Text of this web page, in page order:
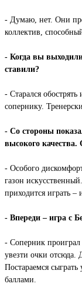
- Думаю, нет. Они
коллектив,
- Когда вы
ставили?
- Старался
сопернику.
- Со стороны
высокого
- Особого
газон
приходится играть –
- Впереди – игра с
- Соперник проиграл
увезти очки отсюда.
Постараемся
баллами.